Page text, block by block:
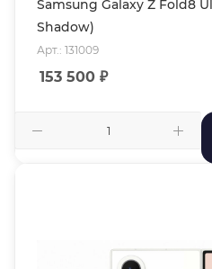
Samsung Galaxy Z Fold8
Shadow)
Арт.: 131009
153 500 ₽